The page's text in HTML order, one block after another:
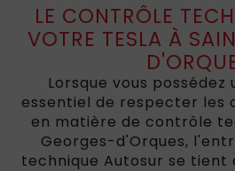
LE CONTRÔLE
VOTRE TESLA À
Lorsque vous possédez
essentiel de respecter les
en matière de contrôle
Georges-d'Orques,
technique Autosur se tient